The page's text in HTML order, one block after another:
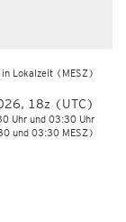
Lokalzeit (MESZ)
18z (UTC)
Uhr und 03:30 Uhr
und 03:30 MESZ)